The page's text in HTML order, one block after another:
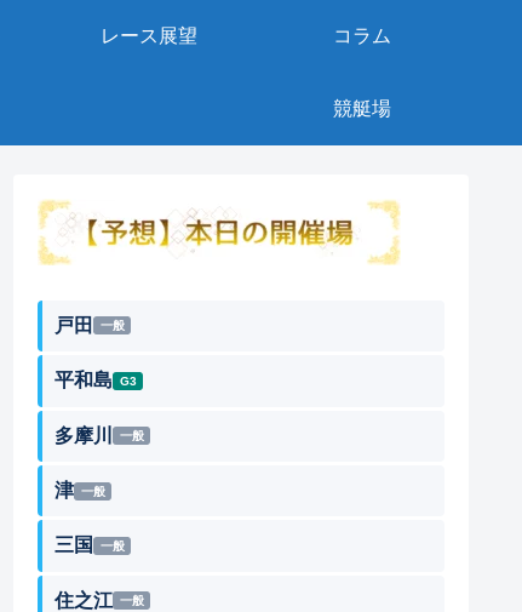
レース展望 コラム
競艇場
戸田 一般
平和島 G3
多摩川 一般
津 一般
三国 一般
住之江 一般